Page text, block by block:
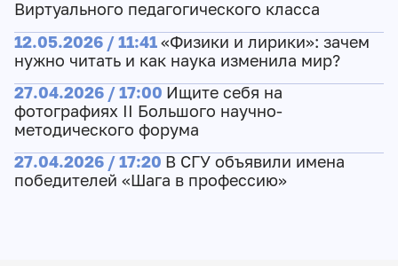
Виртуального педагогического класса
12.05.2026 / 11:41«Физики и лирики»: зачем
нужно читать и как наука изменила мир?
27.04.2026 / 17:00 Ищите себя на
фотографиях II Большого научно-
методического форума
27.04.2026 / 17:20 В СГУ объявили имена
победителей «Шага в профессию»